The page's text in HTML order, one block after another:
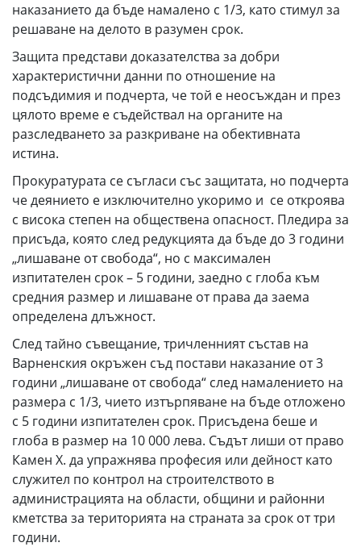
наказанието да бъде намалено с 1/3, като стимул за
решаване на делото в разумен срок.
Защита представи доказателства за добри
характеристични данни по отношение на
подсъдимия и подчерта, че той е неосъждан и през
цялото време е съдействал на органите на
разследването за разкриване на обективната
истина.
Прокуратурата се съгласи със защитата, но подчерта
че деянието е изключително укоримо и се откроява
с висока степен на обществена опасност. Пледира за
присъда, която след редукцията да бъде до 3 години
„лишаване от свобода“, но с максимален
изпитателен срок – 5 години, заедно с глоба към
средния размер и лишаване от права да заема
определена длъжност.
След тайно съвещание, тричленният състав на
Варненския окръжен съд постави наказание от 3
години „лишаване от свобода“ след намалението на
размера с 1/3, чието изтърпяване на бъде отложено
с 5 години изпитателен срок. Присъдена беше и
глоба в размер на 10 000 лева. Съдът лиши от право
Камен Х. да упражнява професия или дейност като
служител по контрол на строителството в
администрацията на области, общини и районни
кметства за територията на страната за срок от три
години.